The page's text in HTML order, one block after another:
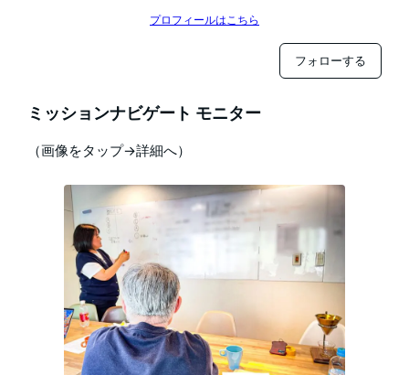
プロフィールはこちら
フォローする
ミッションナビゲート モニター
（画像をタップ→詳細へ）